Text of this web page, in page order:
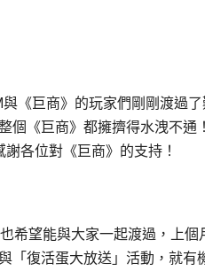
《巨商》的玩家們剛剛渡過
個《巨商》都擁擠得水洩不
各位對《巨商》的支持！
希望能與大家一起渡過，上
「復活蛋大放送」活動，就